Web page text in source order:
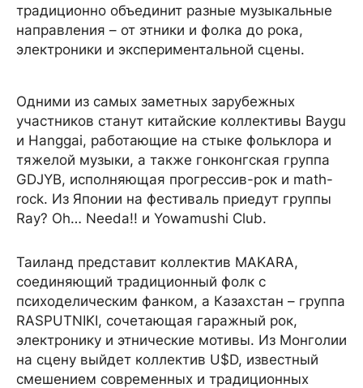
традиционно объединит разные музыкальные
направления – от этники и фолка до рока,
электроники и экспериментальной сцены.
Одними из самых заметных зарубежных
участников станут китайские коллективы Baygu
и Hanggai, работающие на стыке фольклора и
тяжелой музыки, а также гонконгская группа
GDJYB, исполняющая прогрессив-рок и math-
rock. Из Японии на фестиваль приедут группы
Ray? Oh… Needa!! и Yowamushi Club.
Таиланд представит коллектив MAKARA,
соединяющий традиционный фолк с
психоделическим фанком, а Казахстан – группа
RASPUTNIKI, сочетающая гаражный рок,
электронику и этнические мотивы. Из Монголии
на сцену выйдет коллектив U$D, известный
смешением современных и традиционных